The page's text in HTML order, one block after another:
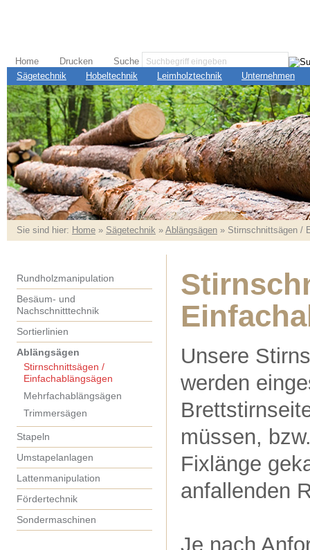
Home Drucken
Suche
Sägetechnik
Hobeltechnik Leimholztechnik Unternehmen
Sie sind hier: Home » Sägetechnik » Ablängsägen » Stirnschnittsägen /
Rundholzmanipulation
Besäum- und
Nachschnitttechnik
Sortierlinien
Ablängsägen
Stirnschnittsägen /
Einfachablängsägen
Mehrfachablängsägen
Trimmersägen
Stapeln
Umstapelanlagen
Lattenmanipulation
Fördertechnik
Sondermaschinen
Unsere
werden
müssen,
Fixlänge
anfallenden
Je nach